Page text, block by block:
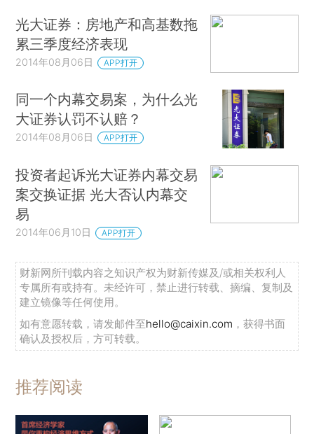
光大证券：房地产和高基数拖
累三季度经济表现
2014年08月06日 APP打开
同一个内幕交易案，为什么光
大证券认罚不认赔？
2014年08月06日 APP打开
投资者起诉光大证券内幕交易
案交换证据 光大否认内幕交
易
2014年06月10日 APP打开
财新网所刊载内容之知识产权为财新传媒及/或相关权利人
专属所有或持有。未经许可，禁止进行转载、摘编、复制及
建立镜像等任何使用。
如有意愿转载，请发邮件至hello@caixin.com ，获得书面
确认及授权后，方可转载。
推荐阅读